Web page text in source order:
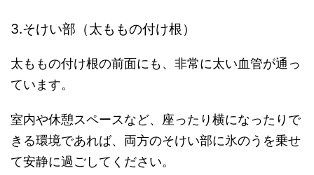
3.そけい部（太ももの付け根）
太ももの付け根の前面にも、非常に太い血管が通っ
ています。
室内や休憩スペースなど、座ったり横になったりで
きる環境であれば、両方のそけい部に氷のうを乗せ
て安静に過ごしてください。